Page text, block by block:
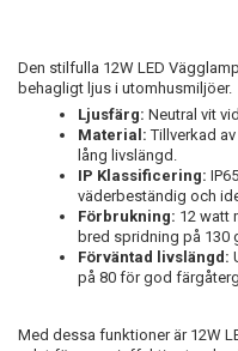
Den stilfulla 12W LED
behagligt ljus i utomhusmiljöer.
Ljusfärg: Neutral vit
Material: Tillverkad
lång livslängd.
IP Klassificering:
väderbeständig och
Förbrukning: 12 watt
bred spridning på 130
Förväntad livslängd:
på 80 för god
Med dessa funktioner är 12W